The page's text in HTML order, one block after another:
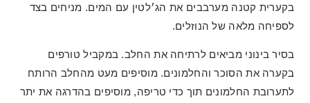
בקערית קטנה מערבבים את הג׳לטין עם המים. מניחים בצד
לספיחה מלאה של הנוזלים.
בסיר בינוני מביאים לרתיחה את החלב. במקביל טורפים
בקערה את הסוכר והחלמונים. מוסיפים מעט מהחלב הרותח
לתערובת החלמונים תוך כדי טריפה, מוסיפים בהדרגה את יתר